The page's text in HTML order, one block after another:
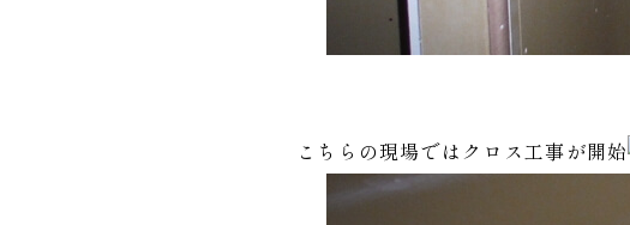
こちらの現場ではクロス工事が開始